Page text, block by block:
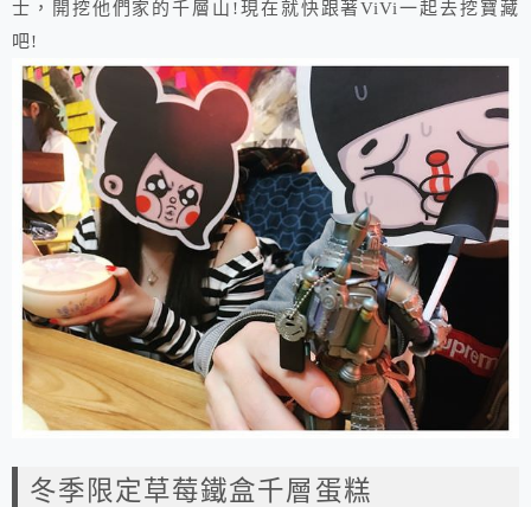
士，開挖他們家的千層山!現在就快跟著ViVi一起去挖寶藏
吧!
冬季限定草莓鐵盒千層蛋糕